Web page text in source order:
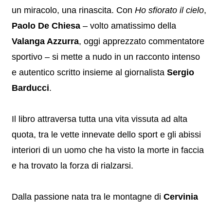
un miracolo, una rinascita. Con Ho sfiorato il cielo,
Paolo De Chiesa – volto amatissimo della
Valanga Azzurra, oggi apprezzato commentatore
sportivo – si mette a nudo in un racconto intenso
e autentico scritto insieme al giornalista Sergio
Barducci.
Il libro attraversa tutta una vita vissuta ad alta
quota, tra le vette innevate dello sport e gli abissi
interiori di un uomo che ha visto la morte in faccia
e ha trovato la forza di rialzarsi.
Dalla passione nata tra le montagne di Cervinia